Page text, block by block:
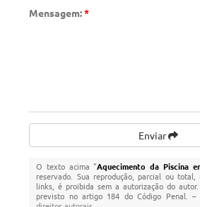
Mensagem:*
Enviar
O texto acima "Aquecimento da Piscina
reservado. Sua reprodução, parcial ou total,
links, é proibida sem a autorização do
previsto no artigo 184 do Código Penal. –